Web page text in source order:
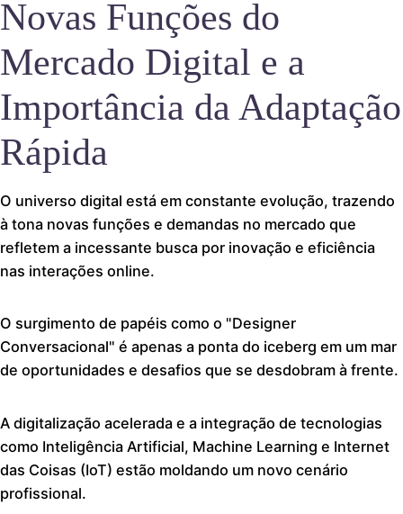
Novas Funções do
Mercado Digital e a
Importância da Adaptação
Rápida
O universo digital está em constante evolução, trazendo
à tona novas funções e demandas no mercado que
refletem a incessante busca por inovação e eficiência
nas interações online.
O surgimento de papéis como o "Designer
Conversacional" é apenas a ponta do iceberg em um mar
de oportunidades e desafios que se desdobram à frente.
A digitalização acelerada e a integração de tecnologias
como Inteligência Artificial, Machine Learning e Internet
das Coisas (IoT) estão moldando um novo cenário
profissional.